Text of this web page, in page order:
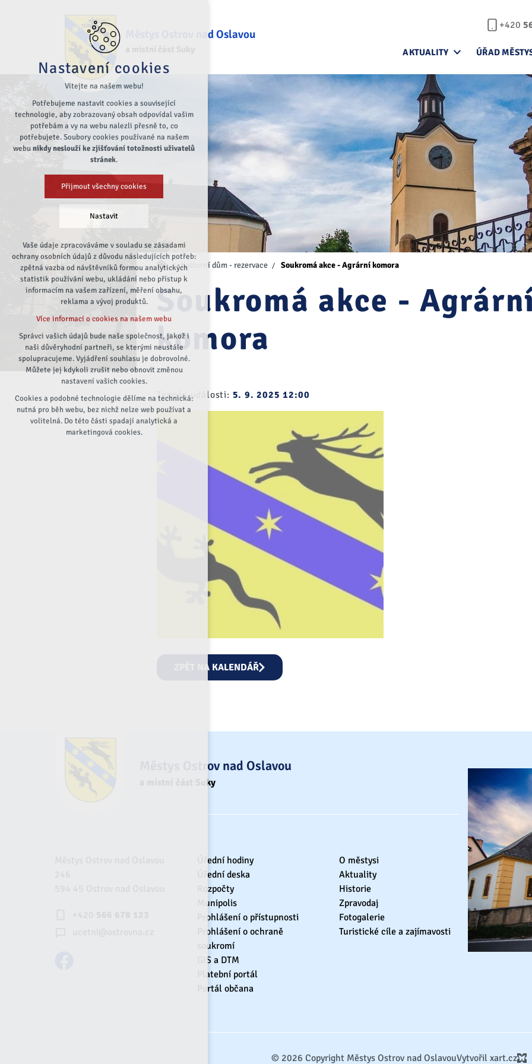
Městys Ostrov nad Oslavou
+420
AKTUALITY ÚŘAD
Kulturní dům - rezervace Soukromá akce - Agrární komora
Soukromá akce -
komora
Termín události: 5. 9. 2025 12:00
ZPĚT NA KALENDÁŘ
Městys Ostrov nad Oslavou
a místní část Suky
Úřední hodiny
Úřední deska
Rozpočty
Munipolis
Prohlášení o přístupnosti
Prohlášení o ochraně
soukromí
GIS a DTM
Platební portál
Portál občana
O městysi
Aktuality
Historie
Zpravodaj
Fotogalerie
Turistické cíle a zajímavosti
© 2026 Copyright Městys Ostrov nad OslavouVytvořil xart.cz
Nastavení cookies
Vítejte na našem webu!
Potřebujeme nastavit cookies a související
technologie, aby zobrazovaný obsah odpovídal vašim
potřebám a vy na webu nalezli přesně to, co
potřebujete. Soubory cookies používané na našem
webunikdy neslouží ke zjišťování totožnosti uživatelů
stránek.
Přijmout všechny cookies
Nastavit
Technická cookies
nutná pro provozování webu
udržení kontextu stránek (session):
případná přihlášení, volby jazyka, apod.
analytická pro anonymizované vyhodnocení
návštěvnosti
marketingová cookies (Google)
Více informací o cookies na našem webu
Přijmout všechny cookies
Odmítnout vše
Vaše údaje zpracováváme v souladu se zásadami
ochrany osobních údajů z důvodu následujících potřeb:
zpětná vazba od návštěvníků formou analytických
statistik používání webu, ukládání nebo přístup k
informacím na vašem zařízení, měření obsahu,
reklama a vývoj produktů.
Více informací o cookies na našem webu
Správci vašich údajů bude naše společnost, jakož i
naši důvěryhodní partneři, se kterými neustále
spolupracujeme. Vyjádření souhlasu je dobrovolné.
Můžete jej kdykoli zrušit nebo obnovit změnou
nastavení vašich cookies.
Cookies a podobné technologie dělíme na technická:
nutná pro běh webu, bez nichž nelze web používat a
volitelná. Do této části spadají analytická a
marketingová cookies.